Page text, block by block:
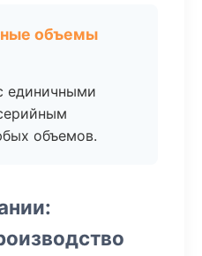
объемы
единичными
объемов.